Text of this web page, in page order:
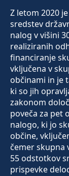
Z letom 2020
sredstev
nalog v višini
realiziranih
financiranje
vključena v
občinami in je
ki so jih
zakonom
poveča za pet
nalogo, ki jo
občine,
čemer skupna
55 odstotkov
prispevke